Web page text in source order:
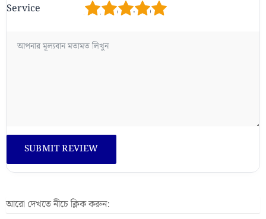
Service 5
4
3
2
আরো দেখতে নীচে ক্লিক করুন: